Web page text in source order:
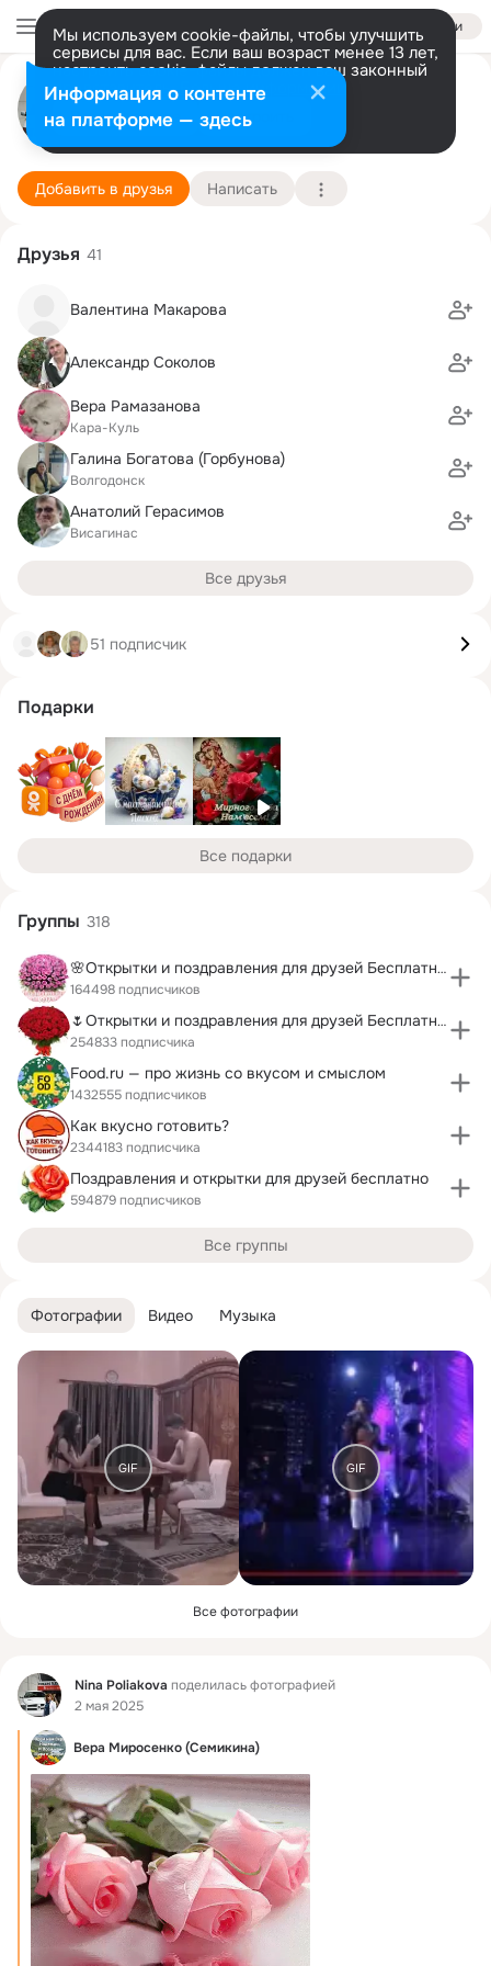
Войти
Мы используем cookie-файлы, чтобы улучшить
сервисы для вас. Если ваш возраст менее 13 лет,
настроить cookie-файлы должен ваш законный
представитель. Больше информации
Разрешить все Настроить
Nina Poliakova
Висагинас 16 августа (77 лет)
Подробнее
Добавить в друзья Написать
Фотографии Видео Музыка
GIF GIF
Все фотографии
Фид Nina Poliakova поделилась фотографией
2 мая 2025
Вера Миросенко (Семикина)
Друзья 41
Валентина Макарова
Александр Соколов
Вера Рамазанова
Кара-Куль
Галина Богатова (Горбунова)
Волгодонск
Анатолий Герасимов
Висагинас
Все друзья
51 подписчик
Подарки
Все подарки
Группы 318
🌸Открытки и поздравления для друзей Бесплатно!🌷
164498 подписчиков
🌷Открытки и поздравления для друзей Бесплатно!
254833 подписчика
Food.ru — про жизнь со вкусом и смыслом
1432555 подписчиков
Как вкусно готовить?
2344183 подписчика
Поздравления и открытки для друзей бесплатно
594879 подписчиков
Все группы
Информация о контенте
на платформе — здесь